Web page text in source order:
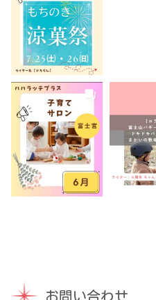
防災 離乳食持ち込みOK
音楽 養成講座
お問い合わせ